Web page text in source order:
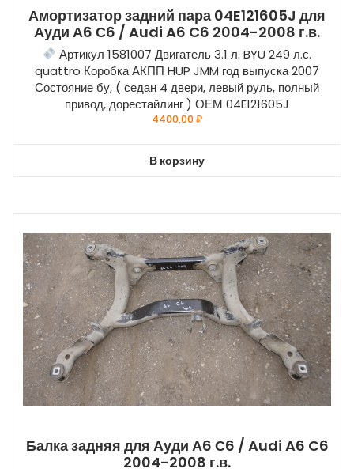
Амортизатор задний пара 04E121605J для
Ауди А6 С6 / Audi A6 C6 2004-2008 г.в.
Артикул 1581007 Двигатель 3.1 л. BYU 249 л.с.
quattro Коробка АКПП HUP JMM год выпуска 2007
Состояние бу, ( седан 4 двери, левый руль, полный
привод, дорестайлинг ) ОЕМ 04E121605J
4400,00₽
В корзину
Балка задняя для Ауди А6 С6 / Audi A6 C6
2004-2008 г.в.